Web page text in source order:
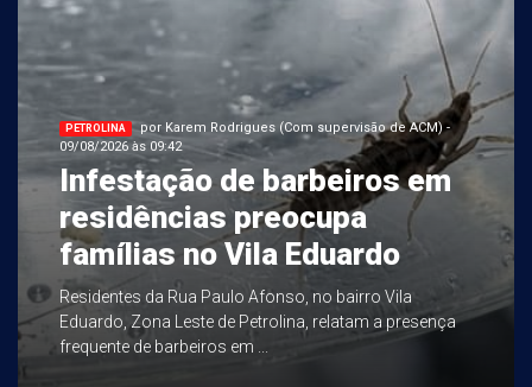
PETROLINA
por Karem Rodrigues (Com supervisão de ACM) -
09/08/2026 às 09:42
Infestação de barbeiros em
residências preocupa
famílias no Vila Eduardo
Residentes da Rua Paulo Afonso, no bairro Vila
Eduardo, Zona Leste de Petrolina, relatam a presença
frequente de barbeiros em ...